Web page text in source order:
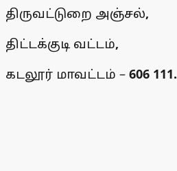
திருவட்டுறை அஞ்சல்,
திட்டக்குடி வட்டம்,
கடலூர் மாவட்டம் – 606 111.